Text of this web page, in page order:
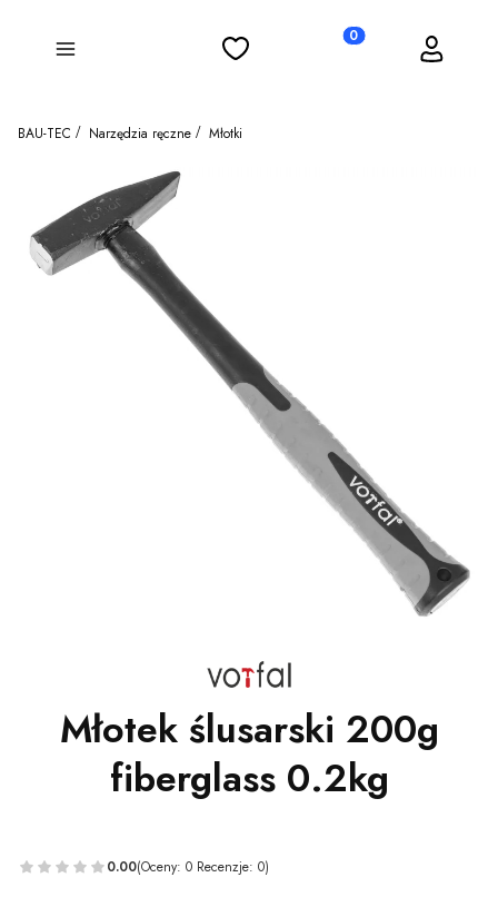
Menu Ulubione Produkty w koszyku:
Koszyk Zaloguj się
BAU-TEC Narzędzia ręczne Młotki
Młotek ślusarski 200g
fiberglass 0.2kg
0.00(Oceny: 0 Recenzje: 0)